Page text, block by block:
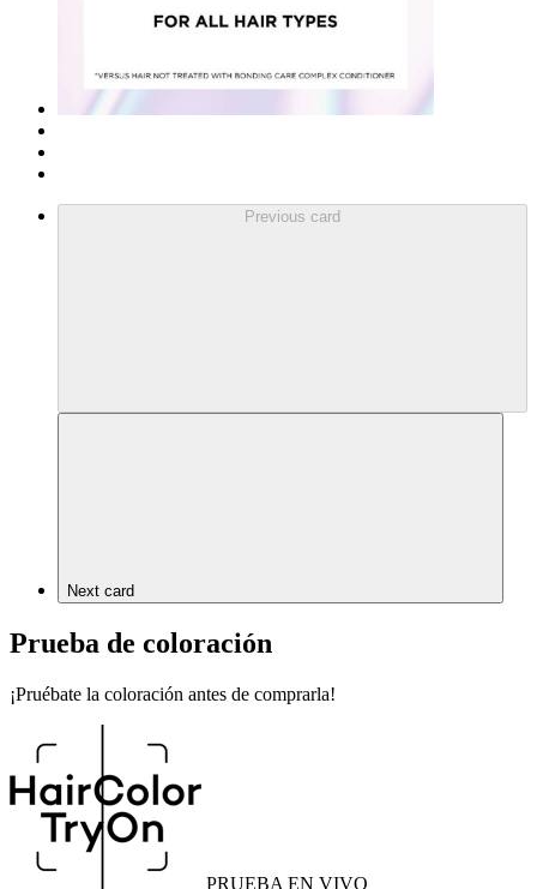
Previous card
Next card
Prueba de coloración
¡Pruébate la coloración antes de comprarla!
PRUEBA EN VIVO